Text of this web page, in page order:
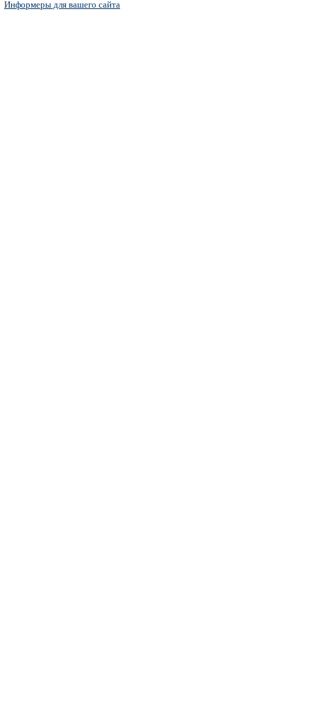
Информеры для вашего сайта